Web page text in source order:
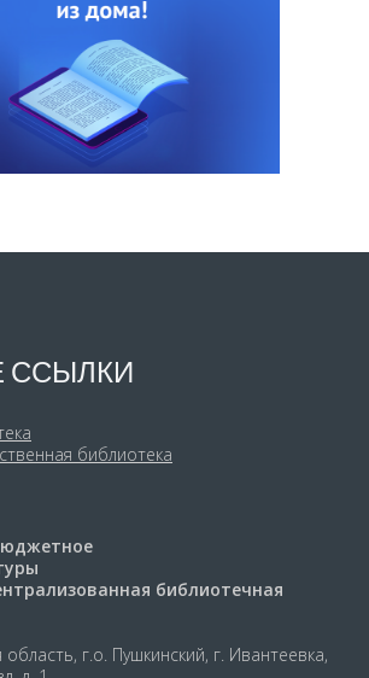
ССЫЛКИ
библиотека
библиотечная
г.о. Пушкинский, г. Ивантеевка,